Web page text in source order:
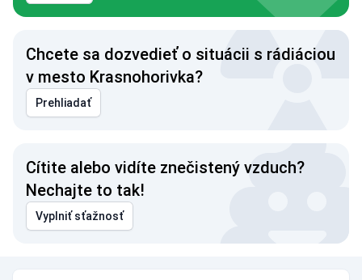
Chcete sa dozvedieť o situácii s rádiáciou
v mesto Krasnohorivka?
Prehliadať
Cítite alebo vidíte znečistený vzduch?
Nechajte to tak!
Vyplniť sťažnosť